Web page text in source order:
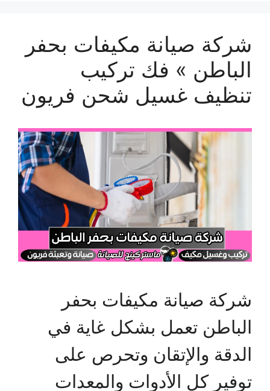
شركة صيانة مكيفات بحفر
الباطن » فك تركيب
تنظيف غسيل شحن فريون
شركة صيانة مكيفات بحفر
الباطن تعمل بشكل غاية في
الدقة والإتقان وتحرص على
توفير كل الأدوات والمعدات